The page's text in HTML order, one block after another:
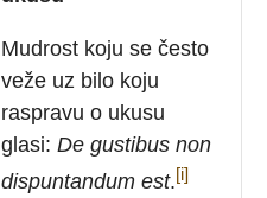
Mudrost koju se često
veže uz bilo koju
raspravu o ukusu
glasi:De gustibus non
dispuntandum est.[i]